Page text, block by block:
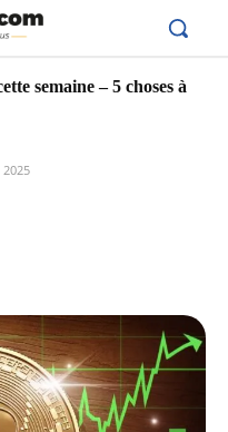
semaine – 5 choses à